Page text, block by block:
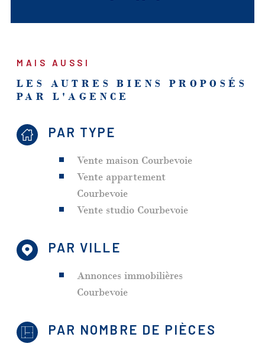
MAIS AUSSI
LES AUTRES BIENS PROPOSÉS
PAR L'AGENCE
PAR TYPE
Vente maison Courbevoie
Vente appartement
Courbevoie
Vente studio Courbevoie
PAR VILLE
Annonces immobilières
Courbevoie
PAR NOMBRE DE PIÈCES